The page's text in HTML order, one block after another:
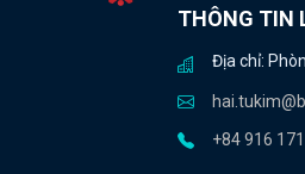
THÔNG TIN
Địa chỉ:
+84 916